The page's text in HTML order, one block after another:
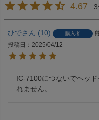
4.67 3
ひで 10 購入者
投稿日
2025/04/12
IC-7100につないでヘッ
れません。